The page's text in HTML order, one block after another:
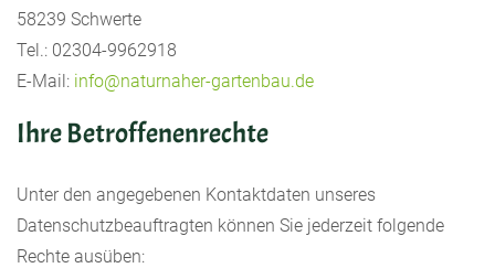
58239 Schwerte
Tel.: 02304-9962918
E-Mail: info@naturnaher-gartenbau.de
Ihre Betroffenenrechte
Unter den angegebenen Kontaktdaten unseres
Datenschutzbeauftragten können Sie jederzeit folgende
Rechte ausüben: